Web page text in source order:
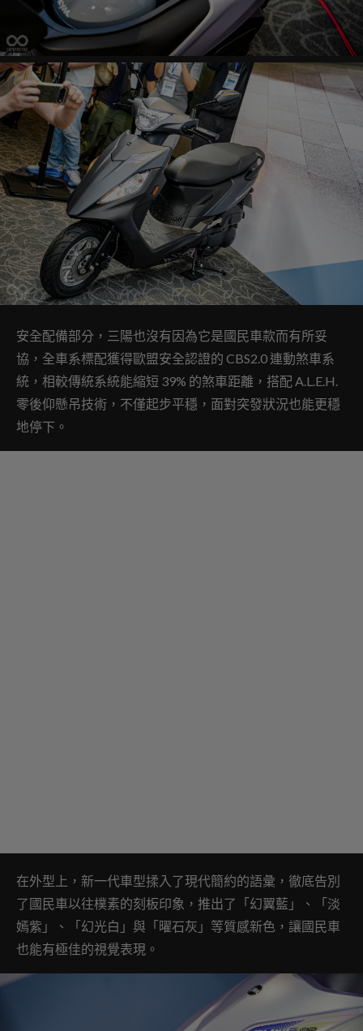
安全配備部分，三陽也沒有因為它是國民車款而有所妥
協，全車系標配獲得歐盟安全認證的 CBS2.0 連動煞車系
統，相較傳統系統能縮短 39% 的煞車距離，搭配 A.L.E.H.
零後仰懸吊技術，不僅起步平穩，面對突發狀況也能更穩
地停下。
在外型上，新一代車型揉入了現代簡約的語彙，徹底告別
了國民車以往樸素的刻板印象，推出了「幻翼藍」、「淡
嫣紫」、「幻光白」與「曜石灰」等質感新色，讓國民車
也能有極佳的視覺表現。